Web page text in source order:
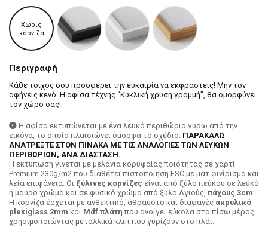
Χωρίς
κορνίζα
Περιγραφή
Κάθε τοίχος σου προσφέρει την ευκαιρία να εκφραστείς! Mην τον
αφήνεις κενό. Η αφίσα τέχνης “Κυκλική χρυσή γραμμή”, θα ομορφύνει
τον χώρο σας!
Η αφίσα εκτυπώνεται με ένα λευκό περιθώριο γύρω από την
εικόνα, το οποίο πλαισιώνει όμορφα το σχέδιο. ΠΑΡΑΚΑΛΩ
ΑΝΑΤΡΕΞΤΕ ΣΤΟΝ ΠΙΝΑΚΑ ΜΕ ΤΙΣ ΑΝΑΛΟΓΙΕΣ ΤΩΝ ΛΕΥΚΩΝ
ΠΕΡΙΘΩΡΙΩΝ, ΑΝΑ ΔΙΑΣΤΑΣΗ.
H εκτύπωση γίνεται με μελάνια κορυφαίας ποιότητας σε χαρτί
Premium 230g/m2 που διαθέτει πιστοποίηση FSC με ματ φινίρισμα και
λεία επιφάνεια. Οι ξύλινες κορνίζες είναι από ξύλο πεύκου σε λευκό
ή μαύρο χρώμα και σε φυσικό χρώμα από ξύλο Αγιούς, πάχους 3cm.
Η κορνίζα έρχεται με ανθεκτικό, άθραυστο και διαφανές ακρυλικό
plexiglass 2mm και Mdf πλάτη που ανοίγει εύκολα στο πίσω μέρος
χρησιμοποιώντας μεταλλικά κλιπ που γυρίζουν στο πλάι.